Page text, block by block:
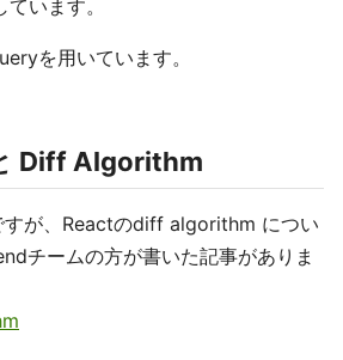
います。
を用いています。
Diff Algorithm
すが、Reactのdiff algorithm につい
チームの方が書いた記事がありま